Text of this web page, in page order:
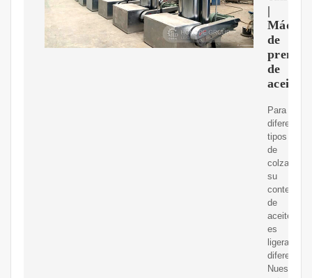
|
de
prensa
de
aceite
Para
diferentes
tipos
de
colza,
su
contenido
de
aceite
es
diferente.
Nuestra